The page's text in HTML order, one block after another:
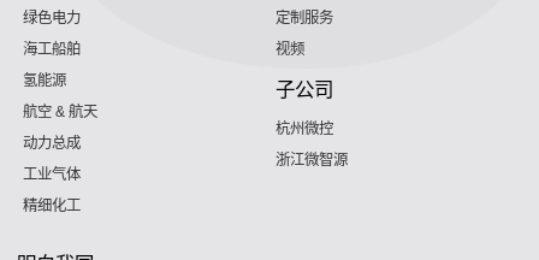
绿色电力
海工船舶
氢能源
航空 & 航天
动力总成
工业气体
精细化工
定制服务
视频
子公司
杭州微控
浙江微智源